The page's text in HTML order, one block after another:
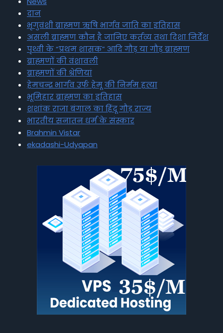
दान
भृगुवंशी ब्राह्मण ऋषि भार्गव जाति का इतिहास
असली ब्राह्मण कौन है जानिए कर्तव्य तथा दिशा निर्देश
पृथ्वी के “प्रथम शासक” आदि गौड़ या गौड़ ब्राह्मण
ब्राह्मणों की वंशावली
ब्राह्मणों की श्रेणियां
हेमचन्द्र भार्गव उर्फ हेमू की निर्मम हत्या
भूमिहार ब्राह्मण का इतिहास
शशांक राजा बंगाल का हिंदू गौड़ राज्य
भारतीय सनातन धर्म के संस्कार
Brahmin Vistar
ekadashi-Udyapan